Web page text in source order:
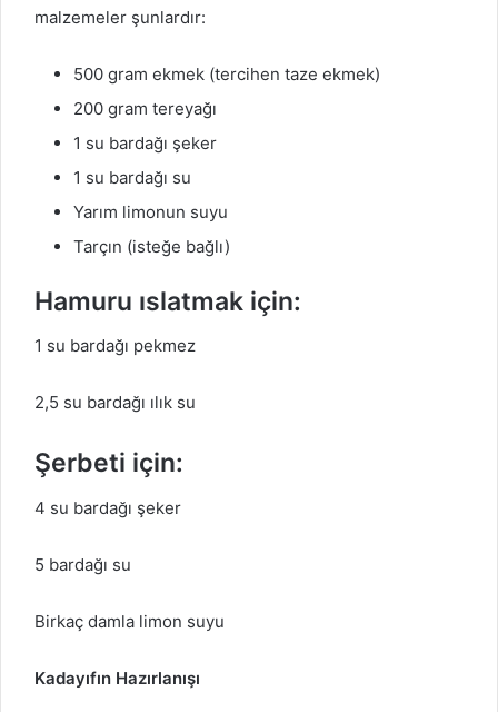
malzemeler şunlardır:
500 gram ekmek (tercihen taze ekmek)
200 gram tereyağı
1 su bardağı şeker
1 su bardağı su
Yarım limonun suyu
Tarçın (isteğe bağlı)
Hamuru ıslatmak için:
1 su bardağı pekmez
2,5 su bardağı ılık su
Şerbeti için:
4 su bardağı şeker
5 bardağı su
Birkaç damla limon suyu
Kadayıfın Hazırlanışı